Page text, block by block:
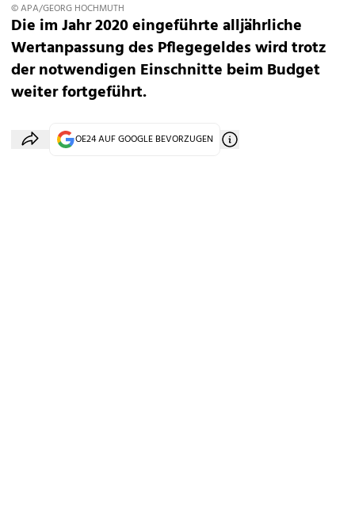
© APA/GEORG HOCHMUTH
Die im Jahr 2020 eingeführte alljährliche
Wertanpassung des Pflegegeldes wird trotz
der notwendigen Einschnitte beim Budget
weiter fortgeführt.
OE24 AUF GOOGLE BEVORZUGEN